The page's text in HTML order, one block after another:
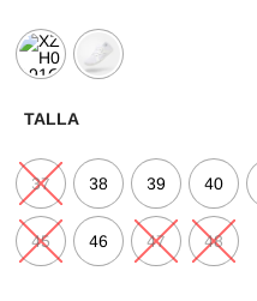
TALLA
37 38 39 40
45 46 47 48